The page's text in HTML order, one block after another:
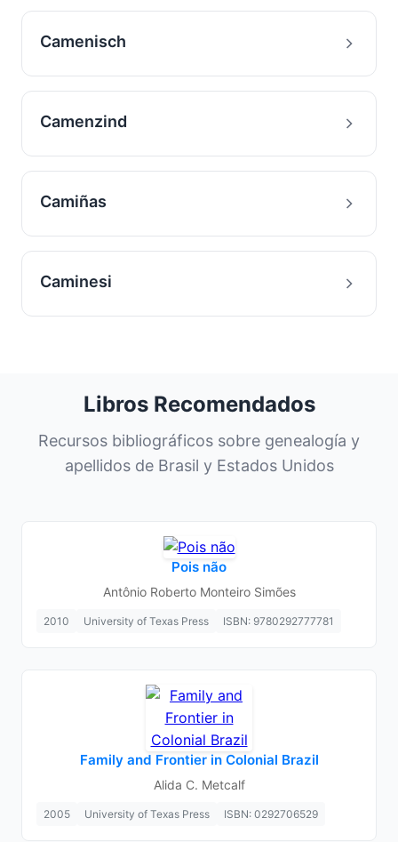
Camenisch
Camenzind
Camiñas
Caminesi
Libros Recomendados
Recursos bibliográficos sobre genealogía y
apellidos de Brasil y Estados Unidos
Pois não
Antônio Roberto Monteiro Simões
2010 University of Texas Press ISBN: 9780292777781
Family and Frontier in Colonial Brazil
Alida C. Metcalf
2005 University of Texas Press ISBN: 0292706529